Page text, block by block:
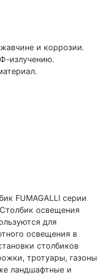
и коррозии.
излучению.
FUMAGALLI серии
освещения
для
освещения в
столбиков
тротуары, газоны
ландшафтные и